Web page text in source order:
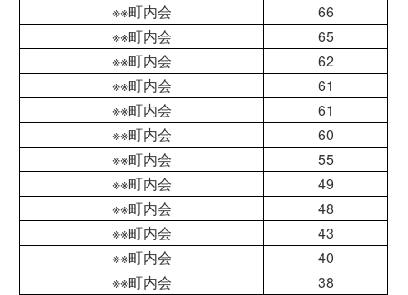
※※町内会
66
※※町内会
65
※※町内会
62
※※町内会
61
※※町内会
61
※※町内会
60
※※町内会
55
※※町内会
49
※※町内会
48
※※町内会
43
※※町内会
40
※※町内会
38